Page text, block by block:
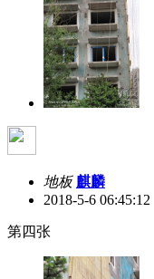
地板 麒麟
2018-5-6 06:45:12
第四张